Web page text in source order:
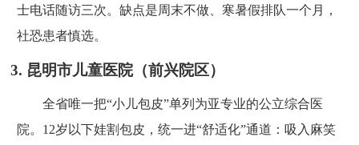
士电话随访三次。缺点是周末不做、寒暑假排队一个月，
社恐患者慎选。
3. 昆明市儿童医院（前兴院区）
全省唯一把“小儿包皮”单列为亚专业的公立综合医
院。12岁以下娃割包皮，统一进“舒适化”通道：吸入麻笑